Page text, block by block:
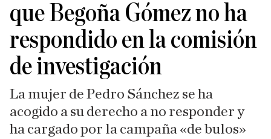
que Begoña Gómez no ha
respondido en la comisión
de investigación
La mujer de Pedro Sánchez se ha
acogido a su derecho a no responder y
ha cargado por la campaña «de bulos»